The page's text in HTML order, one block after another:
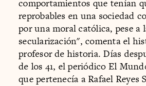
comportamientos que tenían
reprobables en una sociedad
por una moral católica, pese a
secularización", comenta el
profesor de historia. Días
de los 41, el periódico El
que pertenecía a Rafael Reyes